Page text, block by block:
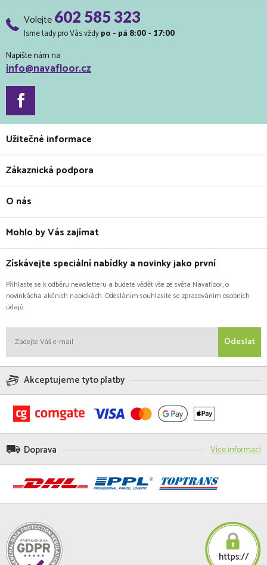
Volejte602 585 323
Jsme tady pro Vás vždy po - pá 8:00 - 17:00
Napište nám na
info@navafloor.cz
Užitečné informace
Zákaznická podpora
O nás
Mohlo by Vás zajímat
Získávejte speciální nabídky a novinky jako první
Přihlaste se k odběru newsletteru a budete vědět vše ze světa Navafloor, o
novinkácha akčních nabídkách. Odesláním souhlasíte se zpracováním osobních
údajů.
Odeslat
Akceptujeme tyto platby
Doprava Více informací